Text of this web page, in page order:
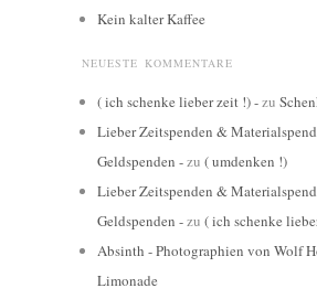
Kein kalter Kaffee
NEUESTE KOMMENTARE
( ich schenke lieber zeit !) -zu
Lieber Zeitspenden &
Geldspenden -zu ( umdenken !)
Lieber Zeitspenden &
Geldspenden -zu ( ich schenke
Absinth - Photographien von Wolf
Limonade